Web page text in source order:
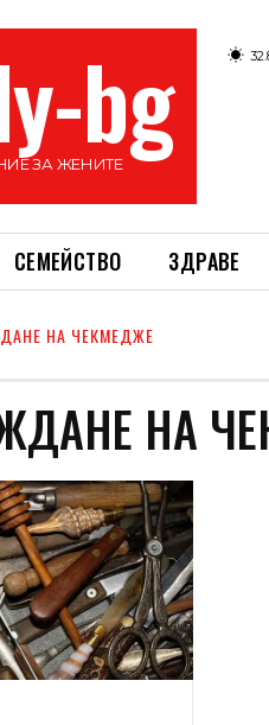
bg
ЗА ЖЕНИТЕ
СЕМЕЙСТВО ЗДРАВЕ
НА ЧЕКМЕДЖЕ
НА